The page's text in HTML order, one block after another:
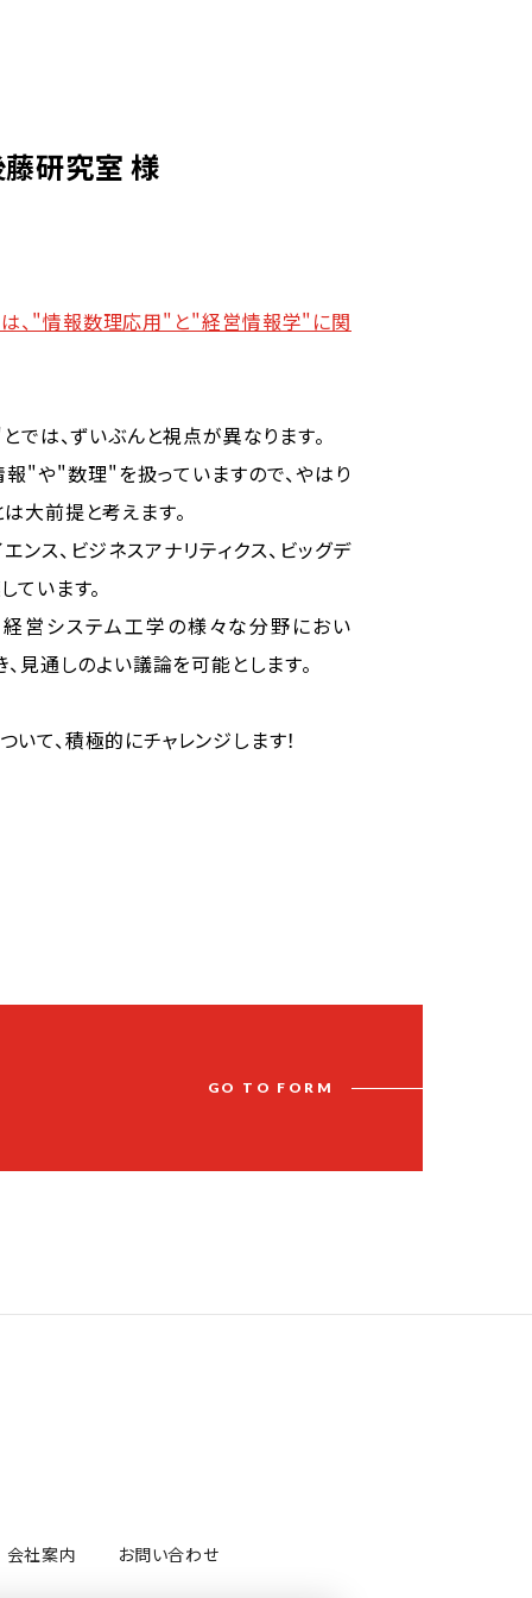
研究室 様
、"情報数理応用"と"経営情報学"に関
は、ずいぶんと視点が異なります。
"や"数理"を扱っていますので、やはり
大前提と考えます。
ス、ビジネスアナリティクス、ビッグデ
ています。
営システム工学の様々な分野におい
見通しのよい議論を可能とします。
て、積極的にチャレンジします！
G O T O F O R M
会社案内 お問い合わせ